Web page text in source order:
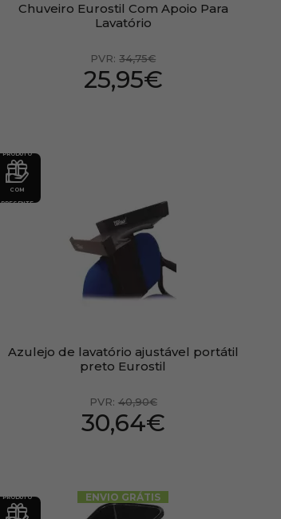
Chuveiro Eurostil Com Apoio Para
Lavatório
PVR:34,75€
25,95€
PRODUTO
COM
PRESENTE
Azulejo de lavatório ajustável portátil
preto Eurostil
PVR: 40,90€
30,64€
PRODUTO ENVIO GRÁTIS